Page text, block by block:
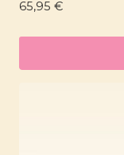
65,95 €